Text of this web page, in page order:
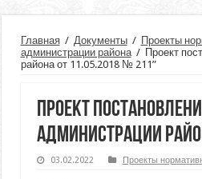
Главная / Документы / Проекты
администрации района / Проект
района от 11.05.2018 № 211”
Проект
администрации
03.02.2022 Проекты